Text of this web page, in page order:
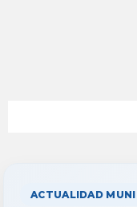
ACTUALIDAD